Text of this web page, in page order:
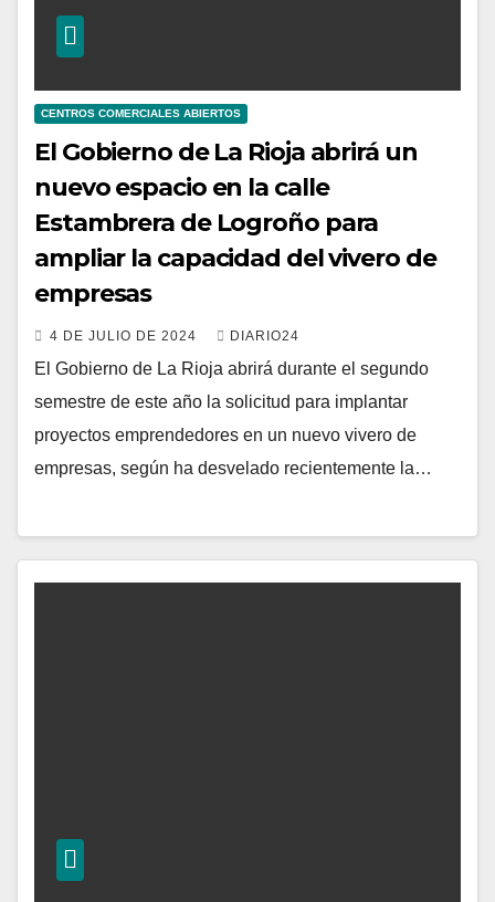
CENTROS COMERCIALES ABIERTOS
El Gobierno de La Rioja abrirá un
nuevo espacio en la calle
Estambrera de Logroño para
ampliar la capacidad del vivero de
empresas
4 DE JULIO DE 2024 DIARIO24
El Gobierno de La Rioja abrirá durante el segundo
semestre de este año la solicitud para implantar
proyectos emprendedores en un nuevo vivero de
empresas, según ha desvelado recientemente la…